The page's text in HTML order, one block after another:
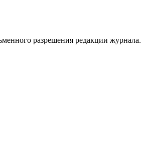
разрешения редакции журнала.